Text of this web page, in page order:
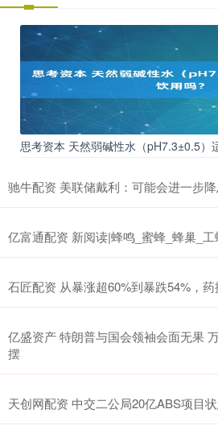
思考资本 天然弱碱性水（pH7.3±0.5）
驰牛配资 美联储戴利：可能会进一步
亿富通配资 新阅读|蜂鸣_蜜蜂_蜂巢_工
石匠配资 从暴涨超60%到暴跌54%，药
亿盛资产 特朗普与国会领袖会面无果
摆
天创网配资 中交二公局20亿ABS项目